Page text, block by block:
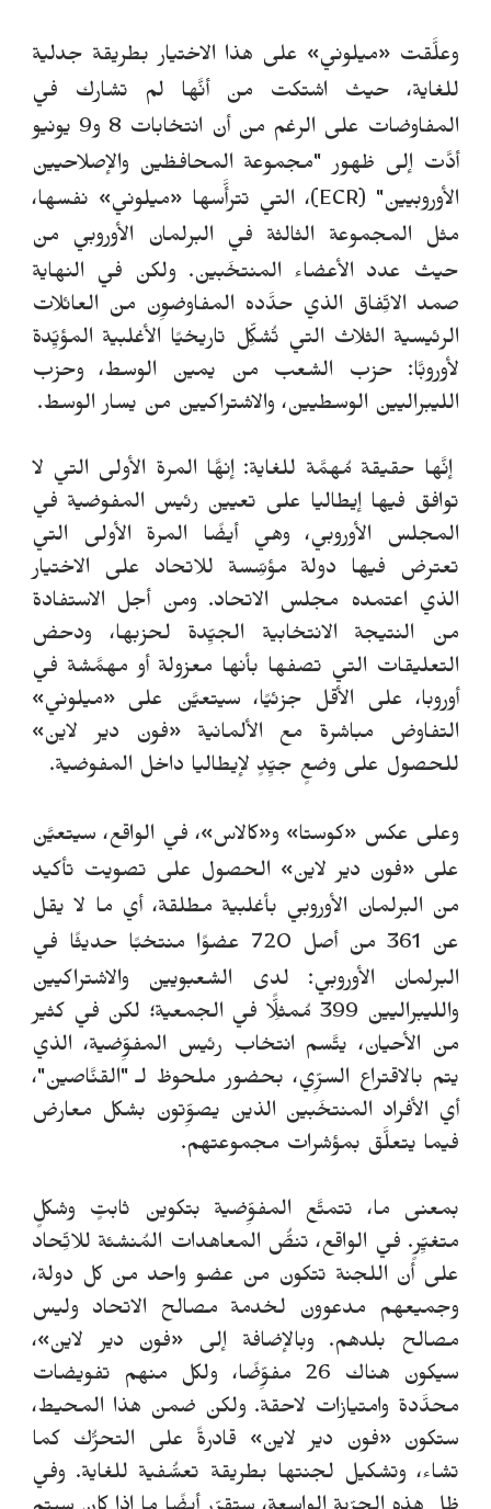
وعلَّقت «ميلوني» على هذا الاختيار بطريقة جدلية
للغاية، حيث اشتكت من أنَّها لم تشارك في
المفاوضات على الرغم من أن انتخابات 8 و9 يونيو
أدَّت إلى ظهور "مجموعة المحافظين والإصلاحيين
الأوروبيين" (ECR)، التي تترأَّسها «ميلوني» نفسها،
مثل المجموعة الثالثة في البرلمان الأوروبي من
حيث عدد الأعضاء المنتخَبين. ولكن في النهاية
صمد الاتِّفاق الذي حدَّده المفاوضوِن من العائلات
الرئيسية الثلاث التي تُشكِّل تاريخيًا الأغلبية المؤيِّدة
لأوروبَّا: حزب الشعب من يمين الوسط، وحزب
الليبراليين الوسطيين، والاشتراكيين من يسار الوسط.
إنَّها حقيقة مُهمَّة للغاية: إنهَّا المرة الأولى التي لا
توافق فيها إيطاليا على تعيين رئيس المفوضية في
المجلس الأوروبي، وهي أيضًا المرة الأولى التي
تعترض فيها دولة مؤسِّسة للاتحاد على الاختيار
الذي اعتمده مجلس الاتحاد. ومن أجل الاستفادة
من النتيجة الانتخابية الجيِّدة لحزبها، ودحض
التعليقات التي تصفها بأنها معزولة أو مهمَّشة في
أوروبا، على الأقل جزئيًا، سيتعيَّن على «ميلوني»
التفاوض مباشرة مع الألمانية «فون دير لاين»
للحصول على وضعٍ جيِّدٍ لإيطاليا داخل المفوضية.
وعلى عكس «كوستا» و«كالاس»، في الواقع، سيتعيَّن
على «فون دير لاين» الحصول على تصويت تأكيد
من البرلمان الأوروبي بأغلبية مطلقة، أي ما لا يقل
عن 361 من أصل 720 عضوًا منتخبًا حديثًا في
البرلمان الأوروبي: لدى الشعبويين والاشتراكيين
والليبراليين 399 مُمثلًِّا في الجمعية؛ لكن في كثير
من الأحيان، يتَّسم انتخاب رئيس المفوِّضية، الذي
يتم بالاقتراع السرِّي، بحضور ملحوظ لـ "القنَّاصين"،
أي الأفراد المنتخَبين الذين يصوِّتون بشكل معارض
فيما يتعلَّق بمؤشرات مجموعتهم.
بمعنى ما، تتمتَّع المفوِّضية بتكوين ثابتٍ وشكلٍ
متغيِّرٍ. في الواقع، تنصُّ المعاهدات المُنشئة للاتِّحاد
على أن اللجنة تتكون من عضو واحد من كل دولة،
وجميعهم مدعوون لخدمة مصالح الاتحاد وليس
مصالح بلدهم. وبالإضافة إلى «فون دير لاين»،
سيكون هناك 26 مفوِّضًا، ولكل منهم تفويضات
محدَّدة وامتيازات لاحقة. ولكن ضمن هذا المحيط،
ستكون «فون دير لاين» قادرةً على التحرُّك كما
تشاء، وتشكيل لجنتها بطريقة تعسُّفية للغاية. وفي